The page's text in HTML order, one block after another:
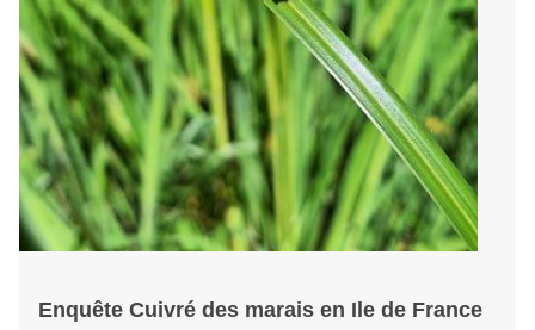
Enquête Cuivré des marais en Ile de France